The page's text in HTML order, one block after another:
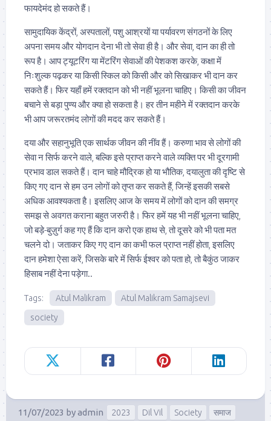
फायदेमंद हो सकते हैं।
सामुदायिक केंद्रों, अस्पतालों, पशु आश्रयों या पर्यावरण संगठनों के लिए
अपना समय और योगदान देना भी तो सेवा ही है। और सेवा, दान का ही तो
रूप है। आप ट्यूटरिंग या मेंटरिंग सेवाओं की पेशकश करके, कक्षा में
निःशुल्क पढ़कर या किसी स्किल को किसी और को सिखाकर भी दान कर
सकते हैं। फिर यहाँ हमें रक्तदान को भी नहीं भूलना चाहिए। किसी का जीवन
बचाने से बड़ा पुण्य और क्या हो सकता है। हर तीन महीने में रक्तदान करके
भी आप जरूरतमंद लोगों की मदद कर सकते हैं।
दया और सहानुभूति एक सार्थक जीवन की नींव हैं। करुणा भाव से लोगों की
सेवा न सिर्फ करने वाले, बल्कि इसे प्राप्त करने वाले व्यक्ति पर भी दूरगामी
प्रभाव डाल सकते हैं। दान चाहे मौद्रिक हो या भौतिक, दयालुता की दृष्टि से
किए गए दान से हम उन लोगों को तृप्त कर सकते हैं, जिन्हें इसकी सबसे
अधिक आवश्यकता है। इसलिए आज के समय में लोगों को दान की समग्र
समझ से अवगत कराना बहुत जरुरी है। फिर हमें यह भी नहीं भूलना चाहिए,
जो बड़े-बुज़ुर्ग कह गए हैं कि दान करो एक हाथ से, तो दूसरे को भी पता मत
चलने दो। जताकर किए गए दान का कभी फल प्राप्त नहीं होता, इसलिए
दान हमेशा ऐसा करें, जिसके बारे में सिर्फ ईश्वर को पता हो, तो बैकुंठ जाकर
हिसाब नहीं देना पड़ेगा..
Tags: Atul Malikram
Atul Malikram Samajsevi
society
11/07/2023 byadmin 2023 Dil Vil Society समाज